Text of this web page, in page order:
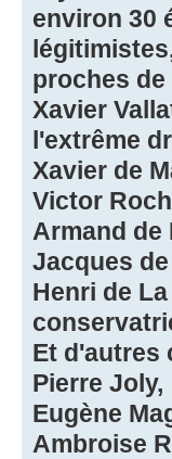
environ 30
proches de
Xavier
l'extrême
Xavier de
Victor
Armand de
Jacques
Henri de
Et d'autres
Pierre Joly,
Eugène
Ambroise